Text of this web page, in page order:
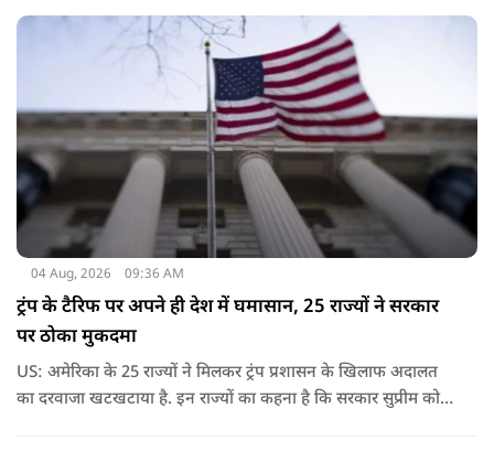
04 Aug, 2026 09:36 AM
ट्रंप के टैरिफ पर अपने ही देश में घमासान, 25 राज्यों ने सरकार
पर ठोका मुकदमा
US: अमेरिका के 25 राज्यों ने मिलकर ट्रंप प्रशासन के खिलाफ अदालत
का दरवाजा खटखटाया है. इन राज्यों का कहना है कि सरकार सुप्रीम कोर्ट